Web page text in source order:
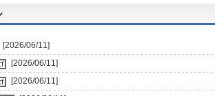
[2026/06/11]
[2026/06/11]
[2026/06/11]